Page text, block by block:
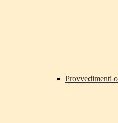
Provvedimenti